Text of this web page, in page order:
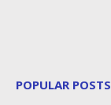
POPULAR POSTS